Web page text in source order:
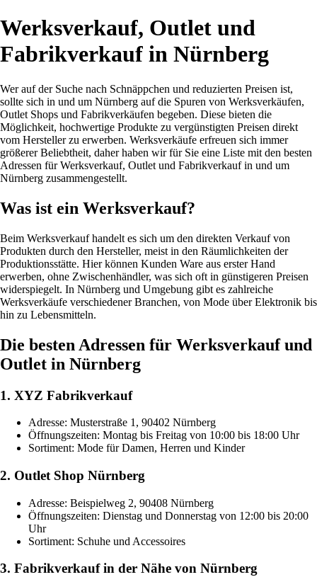
Werksverkauf, Outlet und
Fabrikverkauf in Nürnberg
Wer auf der Suche nach Schnäppchen und reduzierten Preisen ist,
sollte sich in und um Nürnberg auf die Spuren von Werksverkäufen,
Outlet Shops und Fabrikverkäufen begeben. Diese bieten die
Möglichkeit, hochwertige Produkte zu vergünstigten Preisen direkt
vom Hersteller zu erwerben. Werksverkäufe erfreuen sich immer
größerer Beliebtheit, daher haben wir für Sie eine Liste mit den besten
Adressen für Werksverkauf, Outlet und Fabrikverkauf in und um
Nürnberg zusammengestellt.
Was ist ein Werksverkauf?
Beim Werksverkauf handelt es sich um den direkten Verkauf von
Produkten durch den Hersteller, meist in den Räumlichkeiten der
Produktionsstätte. Hier können Kunden Ware aus erster Hand
erwerben, ohne Zwischenhändler, was sich oft in günstigeren Preisen
widerspiegelt. In Nürnberg und Umgebung gibt es zahlreiche
Werksverkäufe verschiedener Branchen, von Mode über Elektronik bis
hin zu Lebensmitteln.
Die besten Adressen für Werksverkauf und
Outlet in Nürnberg
1. XYZ Fabrikverkauf
Adresse: Musterstraße 1, 90402 Nürnberg
Öffnungszeiten: Montag bis Freitag von 10:00 bis 18:00 Uhr
Sortiment: Mode für Damen, Herren und Kinder
2. Outlet Shop Nürnberg
Adresse: Beispielweg 2, 90408 Nürnberg
Öffnungszeiten: Dienstag und Donnerstag von 12:00 bis 20:00
Uhr
Sortiment: Schuhe und Accessoires
3. Fabrikverkauf in der Nähe von Nürnberg